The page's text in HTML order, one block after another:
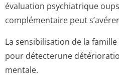
évaluation psychiatrique
complémentaire peut
La sensibilisation de la
pour détecterune
mentale.